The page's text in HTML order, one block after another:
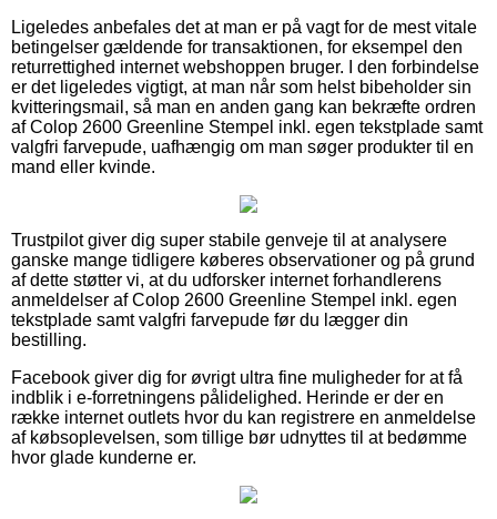
Ligeledes anbefales det at man er på vagt for de mest vitale
betingelser gældende for transaktionen, for eksempel den
returrettighed internet webshoppen bruger. I den forbindelse
er det ligeledes vigtigt, at man når som helst bibeholder sin
kvitteringsmail, så man en anden gang kan bekræfte ordren
af Colop 2600 Greenline Stempel inkl. egen tekstplade samt
valgfri farvepude, uafhængig om man søger produkter til en
mand eller kvinde.
Trustpilot giver dig super stabile genveje til at analysere
ganske mange tidligere køberes observationer og på grund
af dette støtter vi, at du udforsker internet forhandlerens
anmeldelser af Colop 2600 Greenline Stempel inkl. egen
tekstplade samt valgfri farvepude før du lægger din
bestilling.
Facebook giver dig for øvrigt ultra fine muligheder for at få
indblik i e-forretningens pålidelighed. Herinde er der en
række internet outlets hvor du kan registrere en anmeldelse
af købsoplevelsen, som tillige bør udnyttes til at bedømme
hvor glade kunderne er.